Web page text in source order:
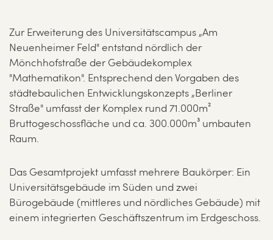
Zur Erweiterung des Universitätscampus „Am
Neuenheimer Feld" entstand nördlich der
Mönchhofstraße der Gebäudekomplex
"Mathematikon". Entsprechend den Vorgaben des
städtebaulichen Entwicklungskonzepts „Berliner
Straße" umfasst der Komplex rund 71.000m²
Bruttogeschossfläche und ca. 300.000m³ umbauten
Raum.
Das Gesamtprojekt umfasst mehrere Baukörper: Ein
Universitätsgebäude im Süden und zwei
Bürogebäude (mittleres und nördliches Gebäude) mit
einem integrierten Geschäftszentrum im Erdgeschoss.